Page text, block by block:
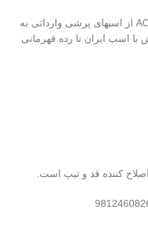
سیلمی پرشی هولشتاین آکودتا ACODETTO از اسبهای پرشی وارداتی به
با اسب ایران تا رده قهرمانی
کننده قد و تیپ است.